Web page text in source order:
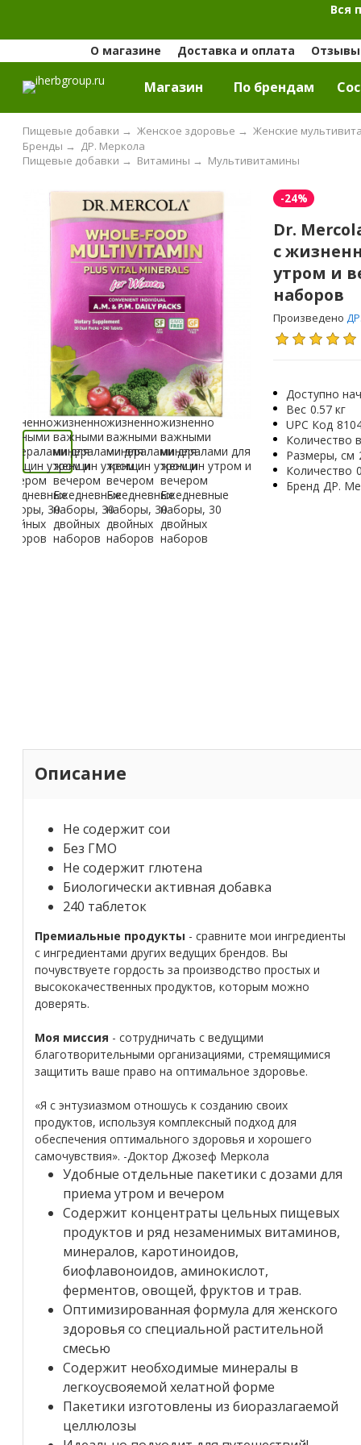
Вся
О магазине
Доставка и оплата Отзывы
Магазин По брендам
Пищевые добавки → Женское здоровье → Женские
ДР. Меркола
Бренды →
Мультивитамины
Витамины →
Пищевые добавки →
-24%
Dr.
с
утром и
наборов
Произведено
Доступно
Вес 0.57 кг
UPC Код
Количество
Размеры, см
Количество 0
Бренд ДР.
Описание
Не содержит сои
Без ГМО
Не содержит глютена
Биологически активная добавка
240 таблеток
Премиальные продукты - сравните мои ингредиенты
с ингредиентами других ведущих брендов. Вы
почувствуете гордость за производство простых и
высококачественных продуктов, которым можно
доверять.
Моя миссия - сотрудничать с ведущими
благотворительными организациями, стремящимися
защитить ваше право на оптимальное здоровье.
«Я с энтузиазмом отношусь к созданию своих
продуктов, используя комплексный подход для
обеспечения оптимального здоровья и хорошего
самочувствия». -Доктор Джозеф Меркола
Удобные отдельные пакетики с дозами для
приема утром и вечером
Содержит концентраты цельных пищевых
продуктов и ряд незаменимых витаминов,
минералов, каротиноидов,
биофлавоноидов, аминокислот,
ферментов, овощей, фруктов и трав.
Оптимизированная формула для женского
здоровья со специальной растительной
смесью
Содержит необходимые минералы в
легкоусвояемой хелатной форме
Пакетики изготовлены из биоразлагаемой
целлюлозы